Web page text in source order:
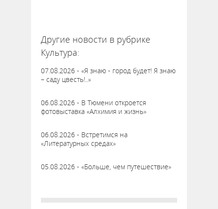
Другие новости в рубрике
Культура:
07.08.2026 - «Я знаю - город будет! Я знаю
– саду цвесть!..»
06.08.2026 - В Тюмени откроется
фотовыставка «Алхимия и жизнь»
06.08.2026 - Встретимся на
«Литературных средах»
05.08.2026 - «Больше, чем путешествие»